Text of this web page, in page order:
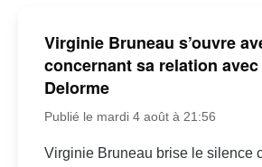
Virginie Bruneau s’ouvre
concernant sa relation
Delorme
Publié le mardi 4 août à 21:56
Virginie Bruneau brise le silence